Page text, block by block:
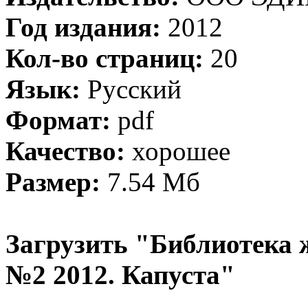
Год издания: 2012
Кол-во страниц: 20
Язык: Русский
Формат: pdf
Качество: хорошее
Размер: 7.54 Мб
Загрузить
№2 2012. Капуста"